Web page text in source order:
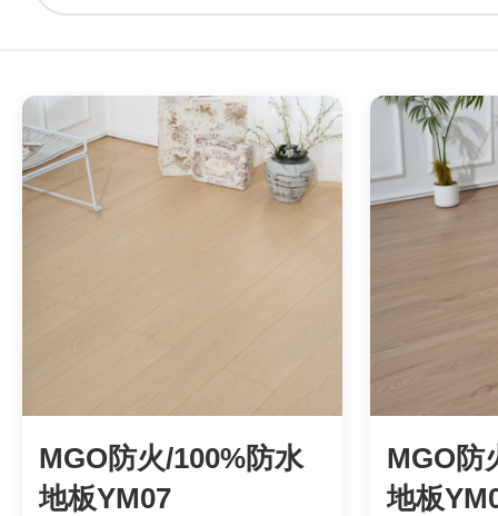
MGO防火/100%防水
地板YM07
MGO防
地板